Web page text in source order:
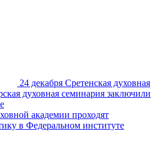
24 декабря Сретенская духовная
духовная семинария заключили
академии проходят
в Федеральном институте